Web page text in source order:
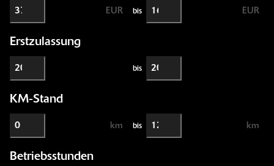
EUR bis EUR
Erstzulassung
bis
KM-Stand
km bis km
Betriebsstunden